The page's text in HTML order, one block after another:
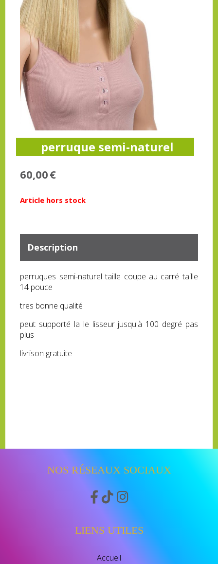
perruque semi-naturel
60,00€
Article hors stock
Description
perruques semi-naturel taille coupe au carré taille
14 pouce
tres bonne qualité
peut supporté la le lisseur jusqu'à 100 degré pas
plus
livrison gratuite
NOS RÉSEAUX SOCIAUX
  
LIENS UTILES
Accueil